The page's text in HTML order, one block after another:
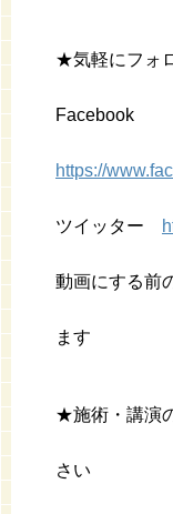
★気軽にフォ
Facebook
https://
ツイッター
動画にする前
ます
★施術・講演
さい